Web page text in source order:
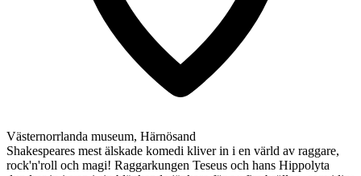
Västernorrlanda museum, Härnösand
Shakespeares mest älskade komedi kliver in i en värld av raggare,
rock'n'roll och magi! Raggarkungen Teseus och hans Hippolyta